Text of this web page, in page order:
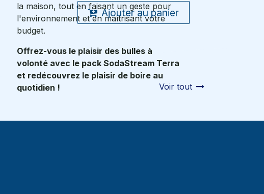
la maison, tout en faisant un geste pour
l'environnement et en maîtrisant votre
budget.
Offrez-vous le plaisir des bulles à
volonté avec le pack SodaStream Terra
et redécouvrez le plaisir de boire au
quotidien !
Ajouter au panier
Voir tout